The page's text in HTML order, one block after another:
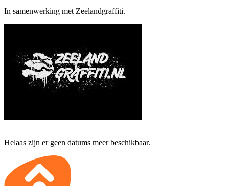
In samenwerking met Zeelandgraffiti.
Helaas zijn er geen datums meer beschikbaar.